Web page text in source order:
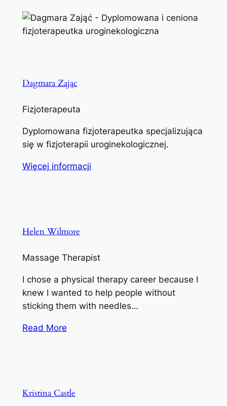
Dagmara Zając
Fizjoterapeuta
Dyplomowana fizjoterapeutka specjalizująca
się w fizjoterapii uroginekologicznej.
Więcej informacji
Helen Wilmore
Massage Therapist
I chose a physical therapy career because I
knew I wanted to help people without
sticking them with needles…
Read More
Kristina Castle